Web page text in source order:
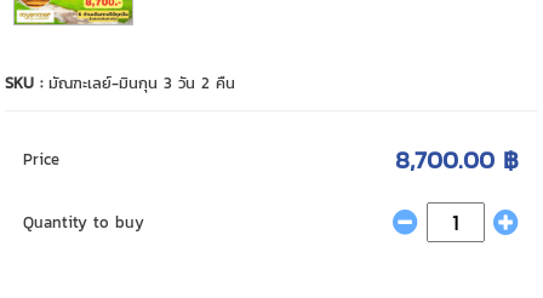
SKU :มัณฑะเลย์-มินกุน 3 วัน 2 คืน
Price 8,700.00 ฿
Quantity to buy